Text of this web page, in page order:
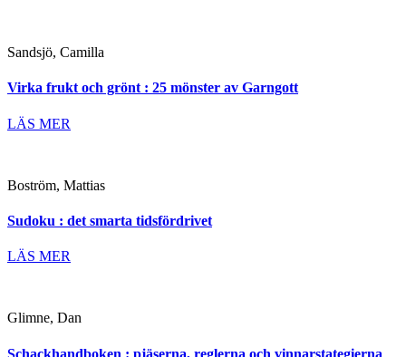
Sandsjö, Camilla
Virka frukt och grönt : 25 mönster av Garngott
LÄS MER
Boström, Mattias
Sudoku : det smarta tidsfördrivet
LÄS MER
Glimne, Dan
Schackhandboken : pjäserna, reglerna och vinnarstategierna